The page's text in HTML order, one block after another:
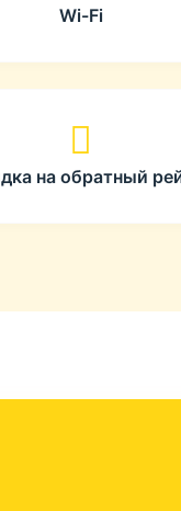
Wi-Fi
на обратный